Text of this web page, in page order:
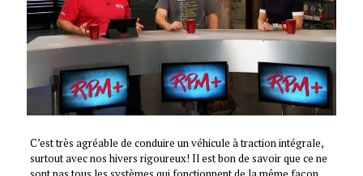
C’est très agréable de conduire un véhicule à traction intégrale,
surtout avec nos hivers rigoureux! Il est bon de savoir que ce ne